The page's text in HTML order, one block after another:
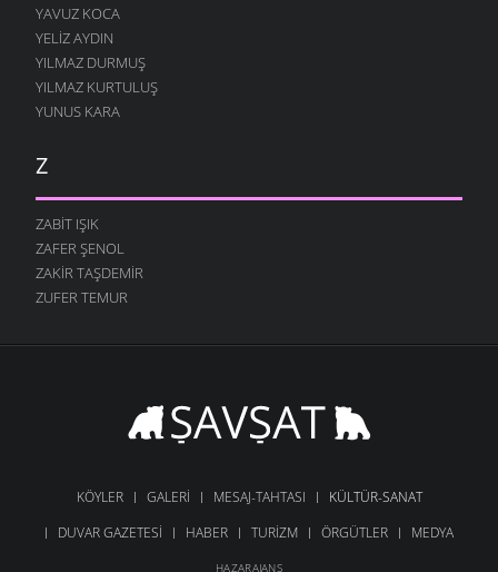
YAVUZ KOCA
YELIZ AYDIN
YILMAZ DURMUŞ
YILMAZ KURTULUŞ
YUNUS KARA
Z
ZABIT IŞIK
ZAFER ŞENOL
ZAKIR TAŞDEMIR
ZUFER TEMUR
KÖYLER GALERI MESAJ-TAHTASI
KÜLTÜR-SANAT
DUVAR GAZETESI
HABER TURIZM ÖRGÜTLER MEDYA
HAZARAJANS